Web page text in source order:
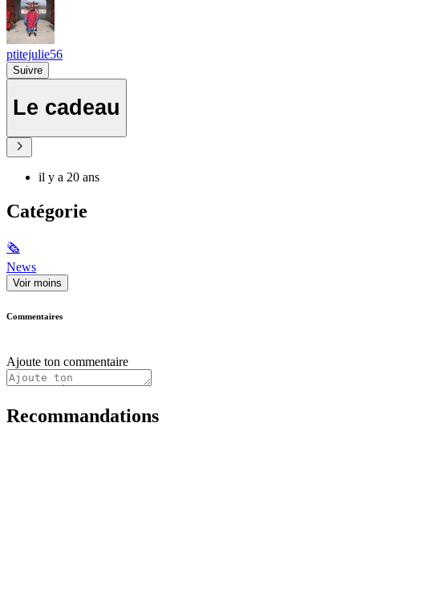
ptitejulie56
Suivre
Le cadeau
il y a 20 ans
Catégorie
🗞
News
Voir moins
Commentaires
Ajoute ton commentaire
Recommandations